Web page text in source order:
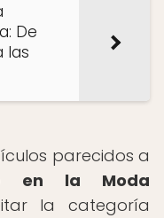
De
las
parecidos a
en la Moda
la categoría